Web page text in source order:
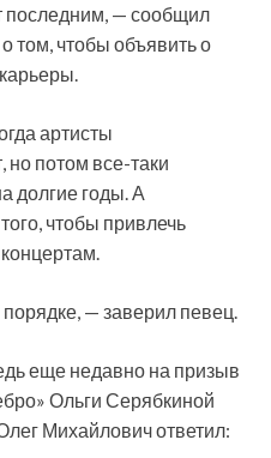
последним, — сообщил
том, чтобы объявить о
артисты
но потом все-таки
долгие годы. А
чтобы привлечь
— заверил певец.
еще недавно на призыв
Ольги Серябкиной
Михайлович ответил: